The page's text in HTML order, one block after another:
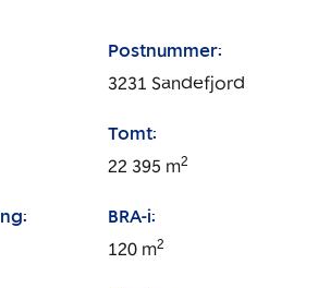
Postnummer:
3231 Sandefjord
Tomt:
22 395 m2
BRA-i:
120 m2